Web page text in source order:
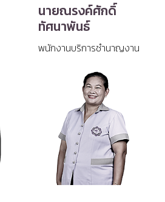
นายณรงค์ศักดิ์
ทัศนาพันธ์
พนักงานบริการชำนาญงาน